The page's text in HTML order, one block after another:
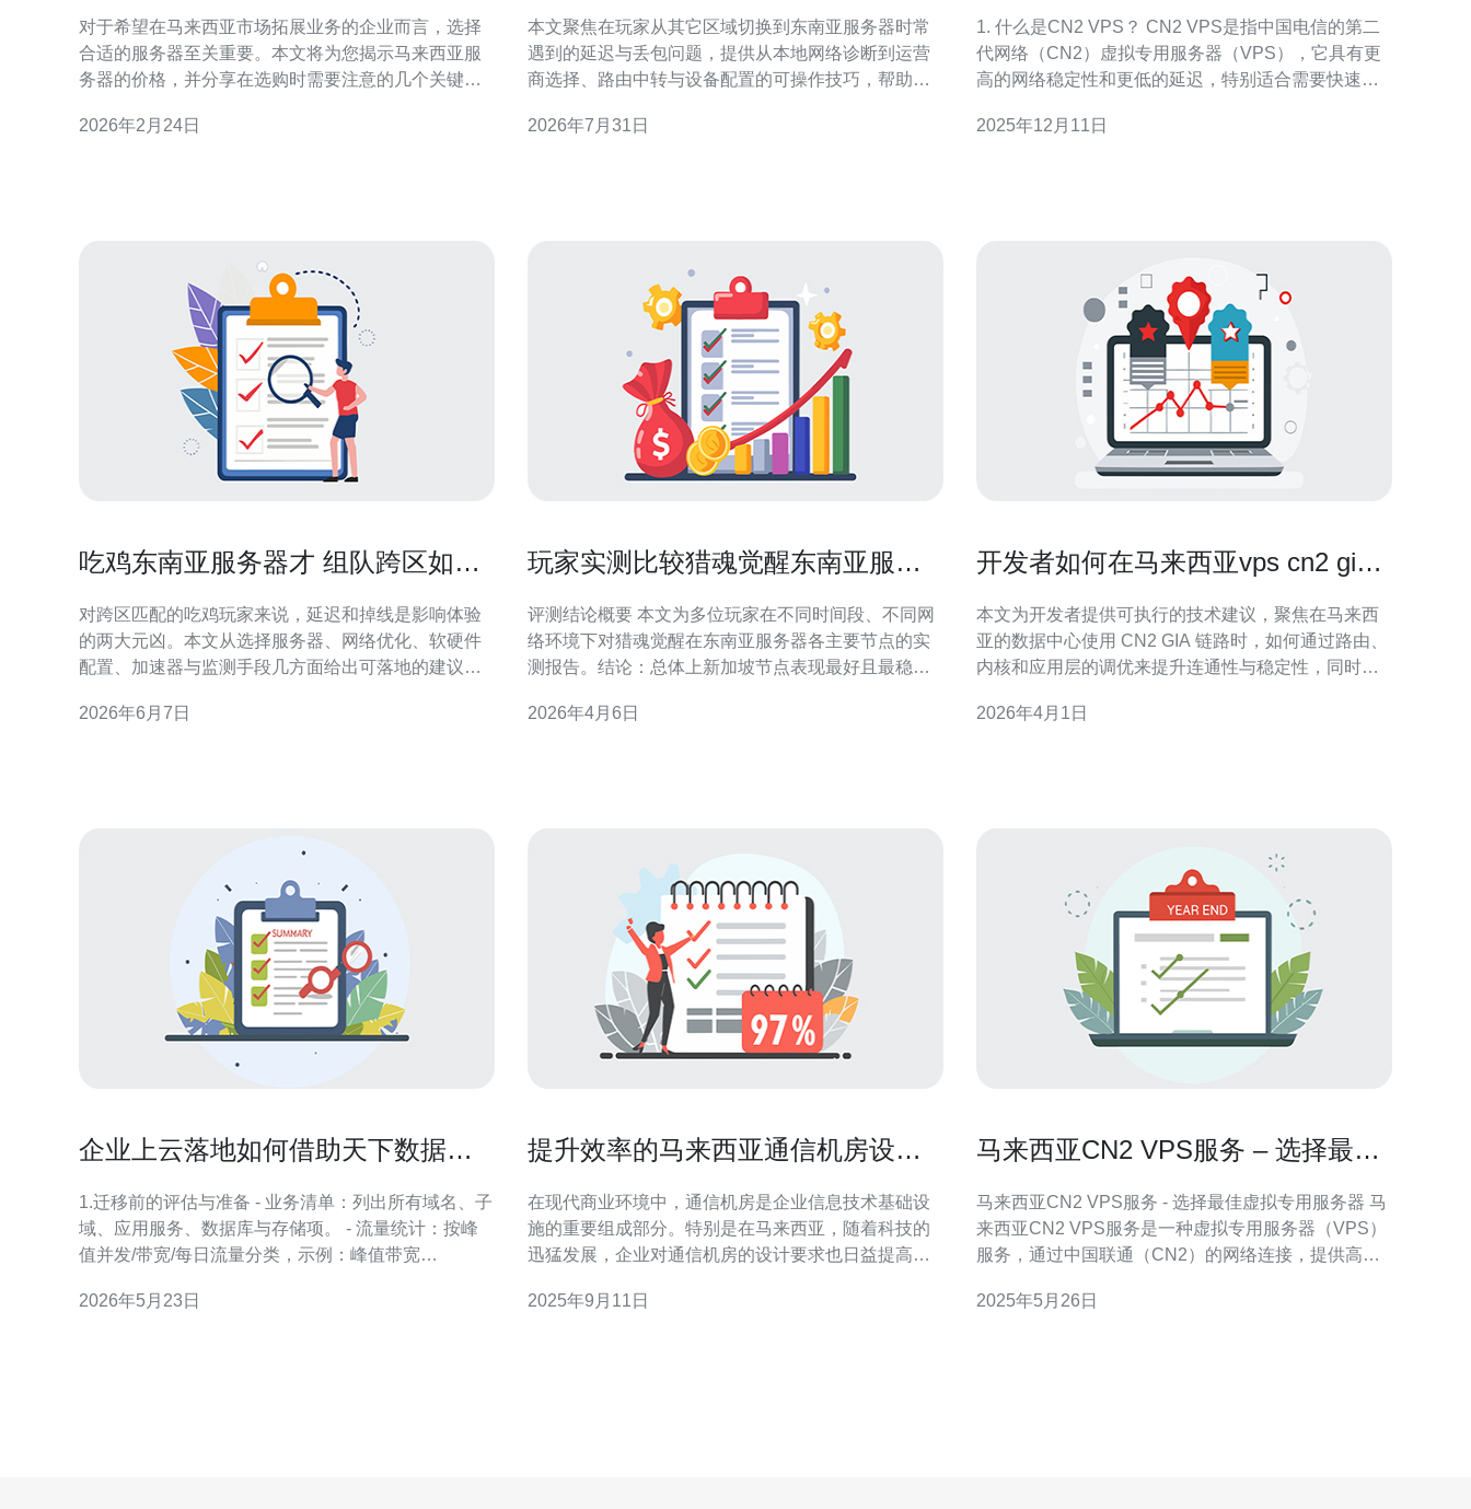
对于希望在马来西亚市场拓展业务的企业而言，选择
合适的服务器至关重要。本文将为您揭示马来西亚服
务器的价格，并分享在选购时需要注意的几个关键因
供商。 马来西亚服务器价格概述 在马来西亚，服务器
2026年2月24日
本文聚焦在玩家从其它区域切换到东南亚服务器时常
遇到的延迟与丢包问题，提供从本地网络诊断到运营
商选择、路由中转与设备配置的可操作技巧，帮助你
么连接到东南亚服务器会出现高延迟或丢包？ 造成高
2026年7月31日
1. 什么是CN2 VPS？ CN2 VPS是指中国电信的第二
代网络（CN2）虚拟专用服务器（VPS），它具有更
高的网络稳定性和更低的延迟，特别适合需要快速访
提高网站的访问速度和用户体验。 2. 为什么选择马来
2025年12月11日
吃鸡东南亚服务器才 组队跨区如何
对跨区匹配的吃鸡玩家来说，延迟和掉线是影响体验
的两大元凶。本文从选择服务器、网络优化、软硬件
配置、加速器与监测手段几方面给出可落地的建议，
概率降到最低。 延迟多少才算可接受？ 一般来说，低
2026年6月7日
玩家实测比较猎魂觉醒东南亚服务
评测结论概要 本文为多位玩家在不同时间段、不同网
络环境下对猎魂觉醒在东南亚服务器各主要节点的实
测报告。结论：总体上新加坡节点表现最好且最稳
加速器且使用国内或本地运营商直连通常是最便宜且
2026年4月6日
开发者如何在马来西亚vps cn2 gia
本文为开发者提供可执行的技术建议，聚焦在马来西
亚的数据中心使用 CN2 GIA 链路时，如何通过路由、
内核和应用层的调优来提升连通性与稳定性，同时部
监控与运维可视化。 哪个网络参数最先需要检查与优
2026年4月1日
企业上云落地如何借助天下数据马
1.迁移前的评估与准备 - 业务清单：列出所有域名、子
域、应用服务、数据库与存储项。 - 流量统计：按峰
值并发/带宽/每日流量分类，示例：峰值带宽
API、邮件、证书和支付通道可从马来西亚访问。 - 安
2026年5月23日
提升效率的马来西亚通信机房设计
在现代商业环境中，通信机房是企业信息技术基础设
施的重要组成部分。特别是在马来西亚，随着科技的
迅猛发展，企业对通信机房的设计要求也日益提高。
帮助企业在服务器、VPS、主机和域名等方面做出更
2025年9月11日
马来西亚CN2 VPS服务 – 选择最佳
马来西亚CN2 VPS服务 - 选择最佳虚拟专用服务器 马
来西亚CN2 VPS服务是一种虚拟专用服务器（VPS）
服务，通过中国联通（CN2）的网络连接，提供高
和较低延迟的用户，特别是在与中国大陆有业务往来
2025年5月26日